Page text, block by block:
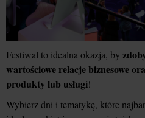
Festiwal to idealna okazja, by
wartościowe relacje biznesowe
produkty lub usługi!
Wybierz dni i tematykę, które